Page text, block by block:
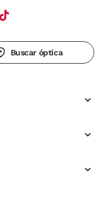
Buscar óptica